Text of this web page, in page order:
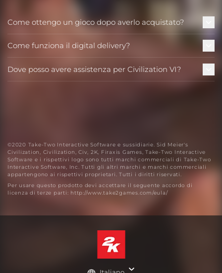
Come ottengo un gioco dopo averlo acquistato?
Come funziona il digital delivery?
Dove posso avere assistenza per Civilization VI?
©2020 Take-Two Interactive Software e sussidiarie. Sid Meier's
Civilization, Civilization, Civ, 2K, Firaxis Games, Take-Two Interactive
Software e i rispettivi logo sono tutti marchi commerciali di Take-Two
Interactive Software, Inc. Tutti gli altri marchi e marchi commerciali
appartengono ai rispettivi proprietari. Tutti i diritti riservati.
Per usare questo prodotto devi accettare il seguente accordo di
licenza di terze parti: http://www.take2games.com/eula/